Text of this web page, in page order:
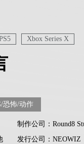
Xbox Series X
恐怖/动作
制作公司：Round8
发行公司：NEOWIZ